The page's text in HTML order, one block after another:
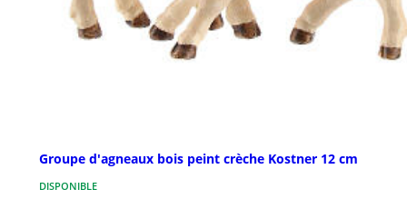
Groupe d'agneaux bois peint crèche Kostner 12 cm
DISPONIBLE